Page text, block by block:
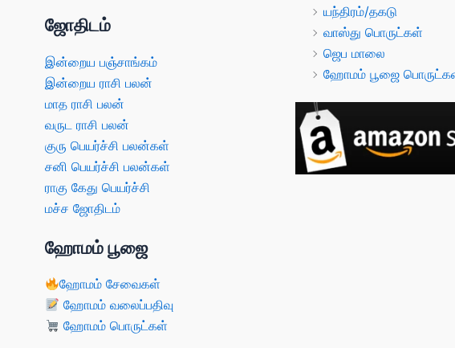
ஜோதிடம்
இன்றைய பஞ்சாங்கம்
இன்றைய ராசி பலன்
மாத ராசி பலன்
வருட ராசி பலன்
குரு பெயர்ச்சி பலன்கள்
சனி பெயர்ச்சி பலன்கள்
ராகு கேது பெயர்ச்சி
மச்ச ஜோதிடம்
ஹோமம் பூஜை
ஹோமம் சேவைகள்
ஹோமம் வலைப்பதிவு
ஹோமம் பொருட்கள்
யந்திரம்/தகடு
வாஸ்து பொருட்கள்
ஜெப மாலை
ஹோமம் பூஜை